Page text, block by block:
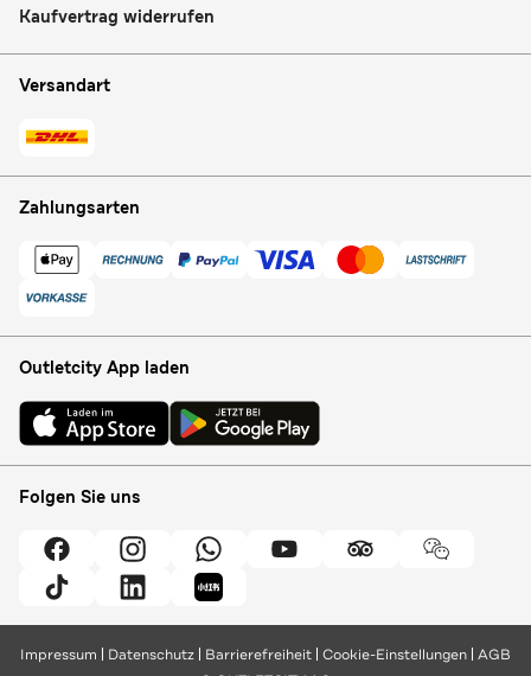
Kaufvertrag widerrufen
Versandart
Zahlungsarten
Outletcity App laden
Folgen Sie uns
Impressum Datenschutz Barrierefreiheit Cookie-Einstellungen AGB